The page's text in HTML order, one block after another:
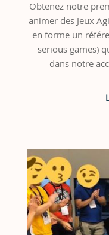
Obtenez notre
animer des Jeux
en forme un
serious games)
dans notre